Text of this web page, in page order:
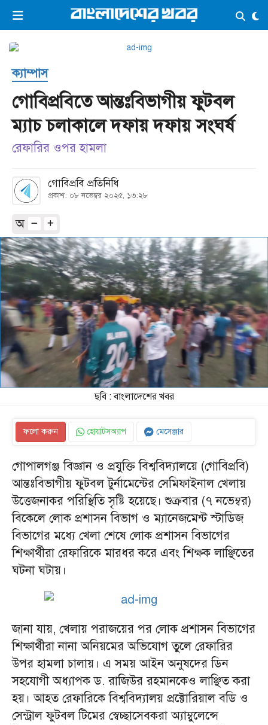
ভিডিও ই-পেপার লগইন ×
প্রচ্ছদ
সর্বশেষ
সব বিভাগ
কনভার্টার
ক্যাম্পাস
গোবিপ্রবিতে আন্তঃবিভাগীয় ফুটবল
ম্যাচ চলাকালে দফায় দফায় সংঘর্ষ
রেফারির ওপর হামলা
গোবিপ্রবি প্রতিনিধি
প্রকাশ: ০৮ নভেম্বর ২০২৫, ১৩:২৮
অ
ছবি : বাংলাদেশের খবর
ফলো করুন হোয়াটসঅ্যাপ মেসেঞ্জার
গোপালগঞ্জ বিজ্ঞান ও প্রযুক্তি বিশ্ববিদ্যালয়ে (গোবিপ্রবি)
আন্তঃবিভাগীয় ফুটবল টুর্নামেন্টের সেমিফাইনাল খেলায়
উত্তেজনাকর পরিস্থিতি সৃষ্টি হয়েছে। শুক্রবার (৭ নভেম্বর)
বিকেলে লোক প্রশাসন বিভাগ ও ম্যানেজমেন্ট স্টাডিজ
বিভাগের মধ্যে খেলা শেষে লোক প্রশাসন বিভাগের
শিক্ষার্থীরা রেফারিকে মারধর করে এবং শিক্ষক লাঞ্ছিতের
ঘটনা ঘটায়।
জানা যায়, খেলায় পরাজয়ের পর লোক প্রশাসন বিভাগের
শিক্ষার্থীরা নানা অনিয়মের অভিযোগ তুলে রেফারির
উপর হামলা চালায়। এ সময় আইন অনুষদের ডিন
সহযোগী অধ্যাপক ড. রাজিউর রহমানকেও লাঞ্ছিত করা
হয়। আহত রেফারিকে বিশ্ববিদ্যালয় প্রক্টোরিয়াল বডি ও
সেন্ট্রাল ফুটবল টিমের স্বেচ্ছাসেবকরা অ্যাম্বুলেন্সে